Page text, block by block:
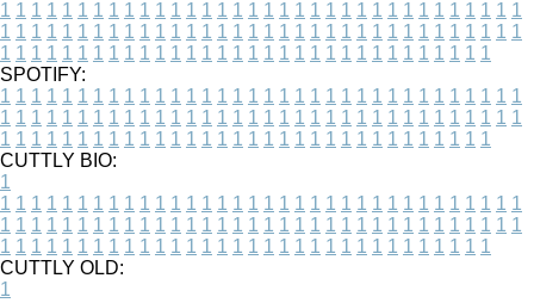
1 1 1 1 1 1 1 1 1 1 1 1 1 1 1 1 1 1 1 1 1 1 1 1 1 1 1 1 1 1 1 1 1 1
1 1 1 1 1 1 1 1 1 1 1 1 1 1 1 1 1 1 1 1 1 1 1 1 1 1 1 1 1 1 1 1 1 1
1 1 1 1 1 1 1 1 1 1 1 1 1 1 1 1 1 1 1 1 1 1 1 1 1 1 1 1 1 1 1 1
SPOTIFY:
1 1 1 1 1 1 1 1 1 1 1 1 1 1 1 1 1 1 1 1 1 1 1 1 1 1 1 1 1 1 1 1 1 1
1 1 1 1 1 1 1 1 1 1 1 1 1 1 1 1 1 1 1 1 1 1 1 1 1 1 1 1 1 1 1 1 1 1
1 1 1 1 1 1 1 1 1 1 1 1 1 1 1 1 1 1 1 1 1 1 1 1 1 1 1 1 1 1 1 1
CUTTLY BIO:
1
1 1 1 1 1 1 1 1 1 1 1 1 1 1 1 1 1 1 1 1 1 1 1 1 1 1 1 1 1 1 1 1 1 1
1 1 1 1 1 1 1 1 1 1 1 1 1 1 1 1 1 1 1 1 1 1 1 1 1 1 1 1 1 1 1 1 1 1
1 1 1 1 1 1 1 1 1 1 1 1 1 1 1 1 1 1 1 1 1 1 1 1 1 1 1 1 1 1 1 1
CUTTLY OLD:
1